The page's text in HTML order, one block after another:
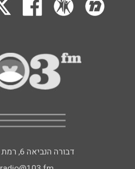
דבורה הנביאה 6, רמת השרון